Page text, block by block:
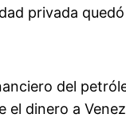
privada
del
el dinero a